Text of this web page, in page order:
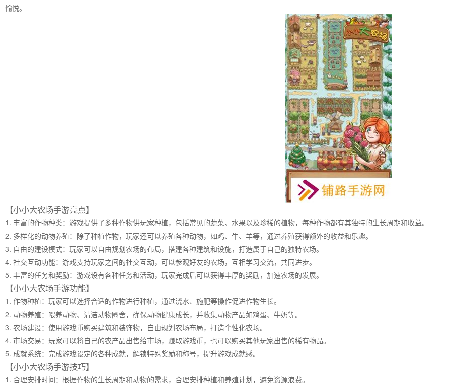
愉悦。
【小小大农场手游亮点】
1. 丰富的作物种类：游戏提供了多种作物供玩家种植，包括常见的蔬菜、水果以及珍稀的植物，每种作物都有其独特的生长周期和收益。
2. 多样化的动物养殖：除了种植作物，玩家还可以养殖各种动物，如鸡、牛、羊等，通过养殖获得额外的收益和乐趣。
3. 自由的建设模式：玩家可以自由规划农场的布局，搭建各种建筑和设施，打造属于自己的独特农场。
4. 社交互动功能：游戏支持玩家之间的社交互动，可以参观好友的农场，互相学习交流，共同进步。
5. 丰富的任务和奖励：游戏设有各种任务和活动，玩家完成后可以获得丰厚的奖励，加速农场的发展。
【小小大农场手游功能】
1. 作物种植：玩家可以选择合适的作物进行种植，通过浇水、施肥等操作促进作物生长。
2. 动物养殖：喂养动物、清洁动物圈舍，确保动物健康成长，并收集动物产品如鸡蛋、牛奶等。
3. 农场建设：使用游戏币购买建筑和装饰物，自由规划农场布局，打造个性化农场。
4. 市场交易：玩家可以将自己的农产品出售给市场，赚取游戏币，也可以购买其他玩家出售的稀有物品。
5. 成就系统：完成游戏设定的各种成就，解锁特殊奖励和称号，提升游戏成就感。
【小小大农场手游技巧】
1. 合理安排时间：根据作物的生长周期和动物的需求，合理安排种植和养殖计划，避免资源浪费。